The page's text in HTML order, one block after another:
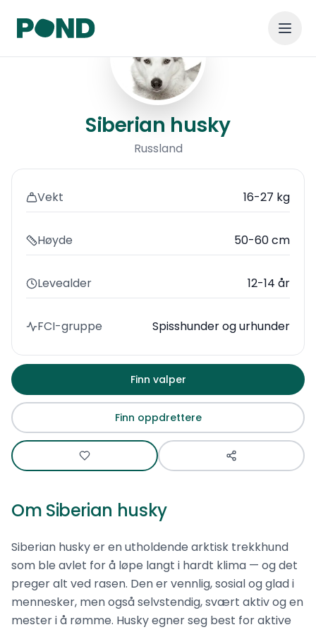
Siberian husky
Siberian husky
Russland
Vekt 16-27 kg
Høyde 50-60 cm
Levealder 12-14 år
FCI-gruppe Spisshunder og urhunder
Finn valper
Finn oppdrettere
Om Siberian husky
Siberian husky er en utholdende arktisk trekkhund
som ble avlet for å løpe langt i hardt klima — og det
preger alt ved rasen. Den er vennlig, sosial og glad i
mennesker, men også selvstendig, svært aktiv og en
mester i å rømme. Husky egner seg best for aktive